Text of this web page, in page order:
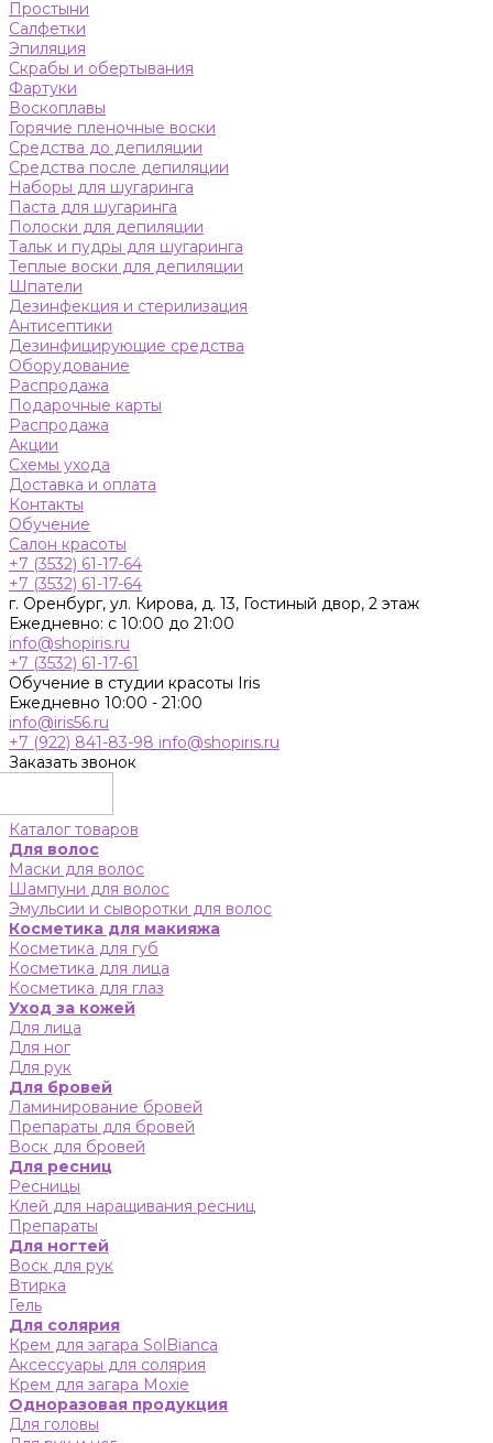
Простыни
Салфетки
Эпиляция
Скрабы и обертывания
Фартуки
Воскоплавы
Горячие пленочные воски
Средства до депиляции
Средства после депиляции
Наборы для шугаринга
Паста для шугаринга
Полоски для депиляции
Тальк и пудры для шугаринга
Теплые воски для депиляции
Шпатели
Дезинфекция и стерилизация
Антисептики
Дезинфицирующие средства
Оборудование
Распродажа
Подарочные карты
Распродажа
Акции
Схемы ухода
Доставка и оплата
Контакты
Обучение
Салон красоты
+7 (3532) 61-17-64
+7 (3532) 61-17-64
г. Оренбург, ул. Кирова, д. 13, Гостиный двор, 2 этаж
Ежедневно: с 10:00 до 21:00
info@shopiris.ru
+7 (3532) 61-17-61
Обучение в студии красоты Iris
Ежедневно 10:00 - 21:00
info@iris56.ru
+7 (922) 841-83-98 info@shopiris.ru
Заказать звонок
Каталог товаров
Для волос
Маски для волос
Шампуни для волос
Эмульсии и сыворотки для волос
Косметика для макияжа
Косметика для губ
Косметика для лица
Косметика для глаз
Уход за кожей
Для лица
Для ног
Для рук
Для бровей
Ламинирование бровей
Препараты для бровей
Воск для бровей
Для ресниц
Ресницы
Клей для наращивания ресниц
Препараты
Для ногтей
Воск для рук
Втирка
Гель
Для солярия
Крем для загара SolBianca
Аксессуары для солярия
Крем для загара Moxie
Одноразовая продукция
Для головы